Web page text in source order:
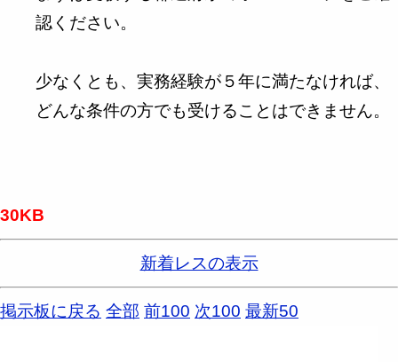
認ください。
少なくとも、実務経験が５年に満たなければ、
どんな条件の方でも受けることはできません。
30KB
新着レスの表示
掲示板に戻る 全部 前100 次100 最新50